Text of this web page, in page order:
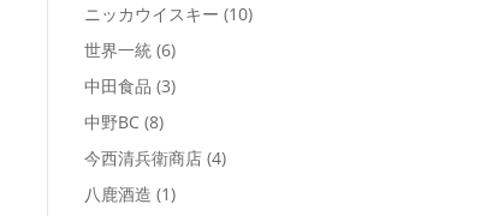
ニッカウイスキー (10)
世界一統 (6)
中田食品 (3)
中野BC (8)
今西清兵衛商店 (4)
八鹿酒造 (1)